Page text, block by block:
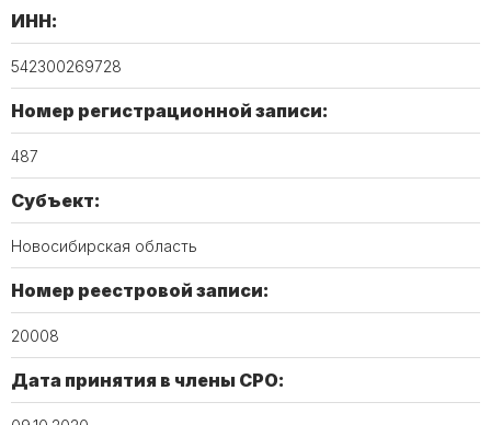
ИНН:
542300269728
Номер регистрационной записи:
487
Субъект:
Новосибирская область
Номер реестровой записи:
20008
Дата принятия в члены СРО: